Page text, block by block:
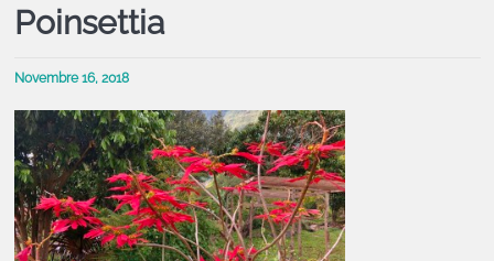
Poinsettia
Novembre 16, 2018